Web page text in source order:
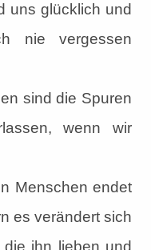
uns glücklich und
nie vergessen
sind die Spuren
wenn wir
Menschen endet
es verändert sich
ihn lieben und